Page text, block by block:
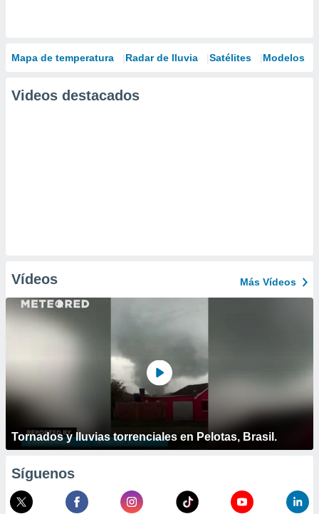
Mapa de temperatura Radar de lluvia Satélites Modelos
Videos destacados
Vídeos Más Vídeos
Tornados y lluvias torrenciales en Pelotas, Brasil.
Síguenos